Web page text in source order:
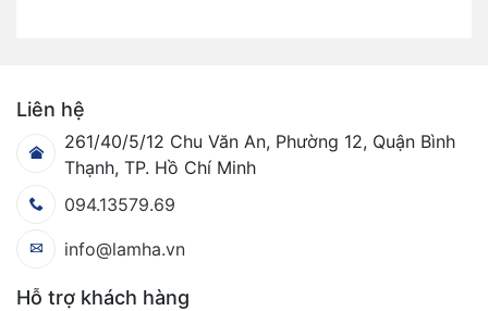
toàn yên tâm và hài lòng khi đến với Công ty của chúng tôi
Hãy nhanh tay đặt hàng hoặc liên hệ để ngay với chúng tôi
để được giải đáp các thắc mắc và nhận những ưu đãi hấp
dẫn qua số Hotline:
Liên hệ
261/40/5/12 Chu Văn An, Phường 12, Quận Bình
Thạnh, TP. Hồ Chí Minh
094.13579.69
info@lamha.vn
Hỗ trợ khách hàng